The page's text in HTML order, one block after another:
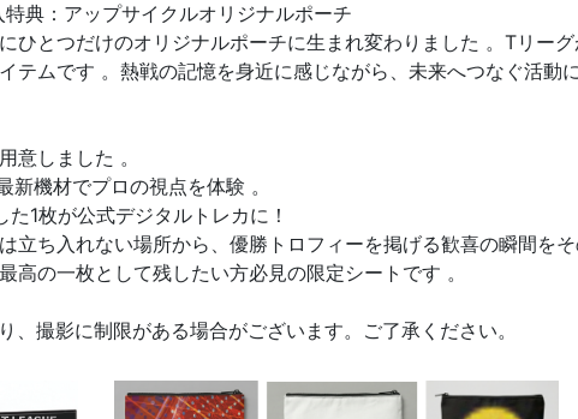
典：アップサイクルオリジナルポーチ
ひとつだけのオリジナルポーチに生まれ変わりました 。Tリー
テムです 。熱戦の記憶を身近に感じながら、未来へつなぐ活動
意しました 。
機材でプロの視点を体験 。
1枚が公式デジタルトレカに！
立ち入れない場所から、優勝トロフィーを掲げる歓喜の瞬間を
高の一枚として残したい方必見の限定シートです 。
撮影に制限がある場合がございます。ご了承ください。